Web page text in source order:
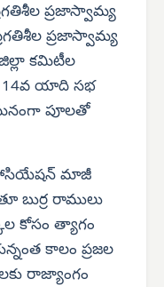
ప్రజాస్వామ్య
ప్రజాస్వామ్య
కమిటీల
14వ యాది సభ
పూలతో
మాజీ
బుర్ర రాములు
కోసం త్యాగం
కాలం ప్రజల
రాజ్యాంగం